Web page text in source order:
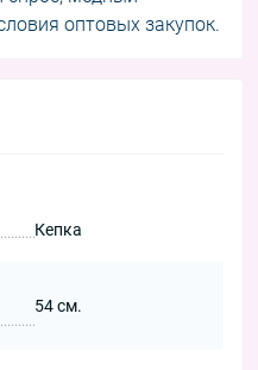
оптовых закупок.
Кепка
54 см.